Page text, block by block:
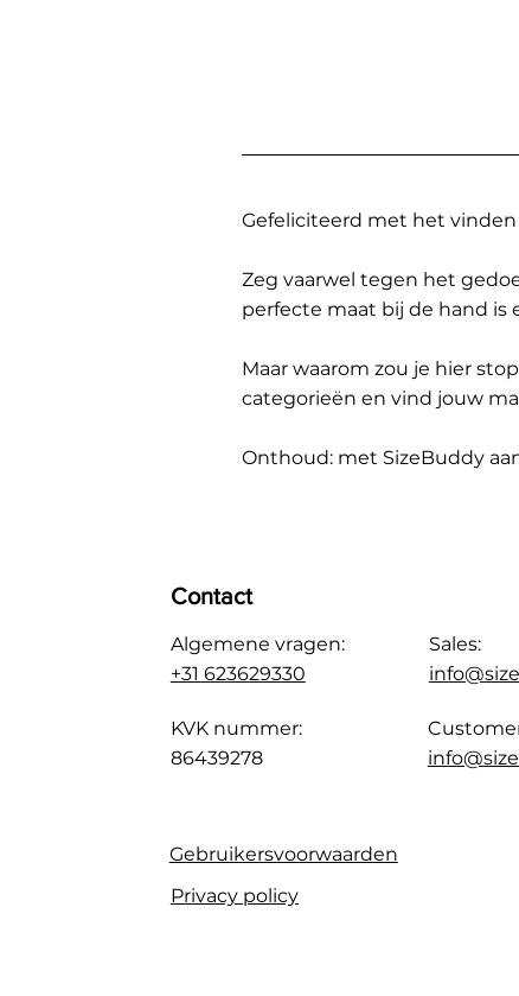
Gefeliciteerd met het
Zeg vaarwel tegen het
perfecte maat bij de hand
Maar waarom zou je hier
categorieën en vind jouw
Onthoud: met SizeBuddy
Contact
Algemene vragen:
+31 623629330
KVK nummer:
86439278
Sales:
Gebruikersvoorwaarden
Privacy policy